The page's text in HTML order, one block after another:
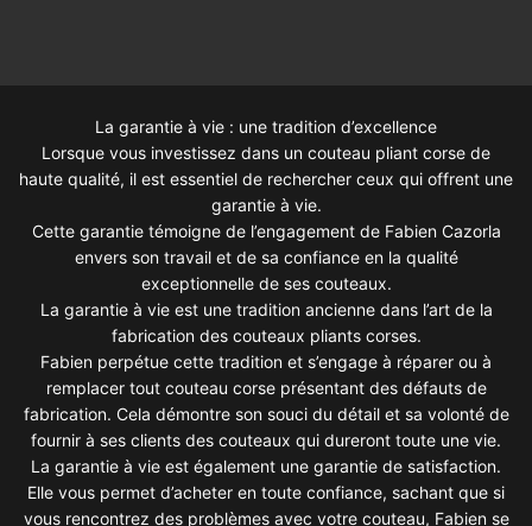
La garantie à vie : une tradition d’excellence
Lorsque vous investissez dans un couteau pliant corse de
haute qualité, il est essentiel de rechercher ceux qui offrent une
garantie à vie.
Cette garantie témoigne de l’engagement de Fabien Cazorla
envers son travail et de sa confiance en la qualité
exceptionnelle de ses couteaux.
La garantie à vie est une tradition ancienne dans l’art de la
fabrication des couteaux pliants corses.
Fabien perpétue cette tradition et s’engage à réparer ou à
remplacer tout couteau corse présentant des défauts de
fabrication. Cela démontre son souci du détail et sa volonté de
fournir à ses clients des couteaux qui dureront toute une vie.
La garantie à vie est également une garantie de satisfaction.
Elle vous permet d’acheter en toute confiance, sachant que si
vous rencontrez des problèmes avec votre couteau, Fabien se